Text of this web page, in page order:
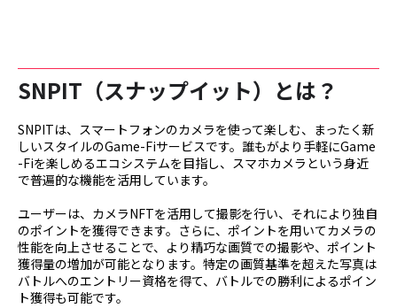
SNPIT（スナップイット）とは？
SNPITは、スマートフォンのカメラを使って楽しむ、まったく新
しいスタイルのGame-Fiサービスです。誰もがより手軽にGame
-Fiを楽しめるエコシステムを目指し、スマホカメラという身近
で普遍的な機能を活用しています。
ユーザーは、カメラNFTを活用して撮影を行い、それにより独自
のポイントを獲得できます。さらに、ポイントを用いてカメラの
性能を向上させることで、より精巧な画質での撮影や、ポイント
獲得量の増加が可能となります。特定の画質基準を超えた写真は
バトルへのエントリー資格を得て、バトルでの勝利によるポイン
ト獲得も可能です。